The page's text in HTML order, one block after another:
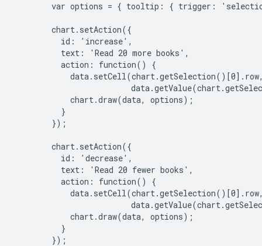
var options = { tooltip: { trigger:
        chart.setAction({
          id: 'increase',
          text: 'Read 20 more books',
          action: function() {
            chart.draw(data, options);
          }
        });
        chart.setAction({
          id: 'decrease',
          text: 'Read 20 fewer books',
          action: function() {
            chart.draw(data, options);
          }
        });